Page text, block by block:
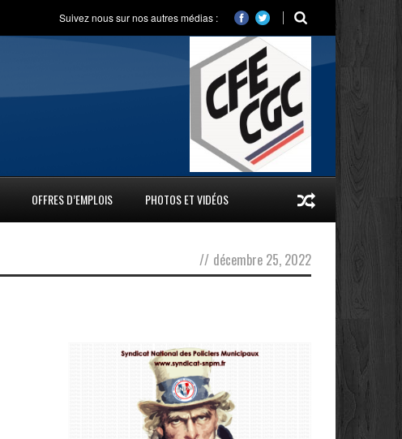
Suivez nous sur nos autres médias :
OFFRES D’EMPLOIS PHOTOS ET VIDÉOS
// décembre 25, 2022